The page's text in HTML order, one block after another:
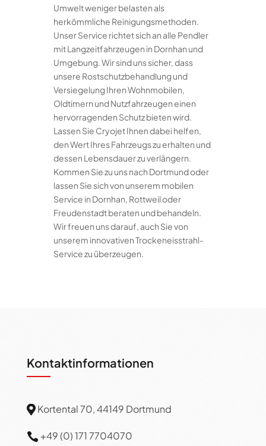
Umwelt weniger belasten als
herkömmliche Reinigungsmethoden.
Unser Service richtet sich an alle Pendler
mit Langzeitfahrzeugen in Dornhan und
Umgebung. Wir sind uns sicher, dass
unsere Rostschutzbehandlung und
Versiegelung Ihren Wohnmobilen,
Oldtimern und Nutzfahrzeugen einen
hervorragenden Schutz bieten wird.
Lassen Sie Cryojet Ihnen dabei helfen,
den Wert Ihres Fahrzeugs zu erhalten und
dessen Lebensdauer zu verlängern.
Kommen Sie zu uns nach Dortmund oder
lassen Sie sich von unserem mobilen
Service in Dornhan, Rottweil oder
Freudenstadt beraten und behandeln.
Wir freuen uns darauf, auch Sie von
unserem innovativen Trockeneisstrahl-
Service zu überzeugen.
Kontaktinformationen
 Kortental 70, 44149 Dortmund
 +49 (0) 171 7704070